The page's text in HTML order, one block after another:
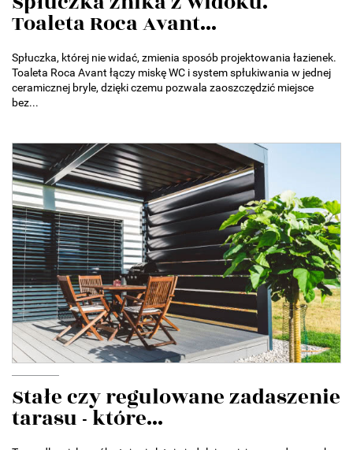
Toaleta Roca Avant...
Spłuczka, której nie widać, zmienia sposób projektowania łazienek.
Toaleta Roca Avant łączy miskę WC i system spłukiwania w jednej
ceramicznej bryle, dzięki czemu pozwala zaoszczędzić miejsce
bez...
Stałe czy regulowane zadaszenie
tarasu - które...